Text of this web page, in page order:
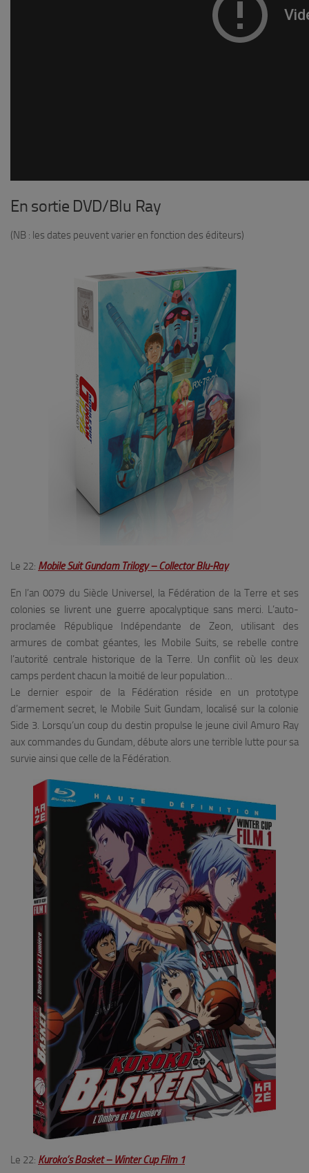
En sortie DVD/Blu Ray
(NB : les dates peuvent varier en fonction des éditeurs)
Le 22: Mobile Suit Gundam Trilogy – Collector Blu-Ray
En l’an 0079 du Siècle Universel, la Fédération de la Terre et ses
colonies se livrent une guerre apocalyptique sans merci. L’auto-
proclamée République Indépendante de Zeon, utilisant des
armures de combat géantes, les Mobile Suits, se rebelle contre
l’autorité centrale historique de la Terre. Un conflit où les deux
camps perdent chacun la moitié de leur population…
Le dernier espoir de la Fédération réside en un prototype
d’armement secret, le Mobile Suit Gundam, localisé sur la colonie
Side 3. Lorsqu’un coup du destin propulse le jeune civil Amuro Ray
aux commandes du Gundam, débute alors une terrible lutte pour sa
survie ainsi que celle de la Fédération.
Le 22: Kuroko’s Basket – Winter Cup Film 1